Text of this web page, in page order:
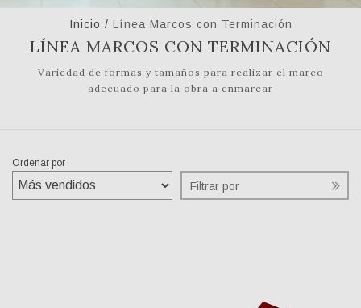
Inicio / Línea Marcos con Terminación
LÍNEA MARCOS CON TERMINACIÓN
Variedad de formas y tamaños para realizar el marco
adecuado para la obra a enmarcar
Ordenar por
Filtrar por